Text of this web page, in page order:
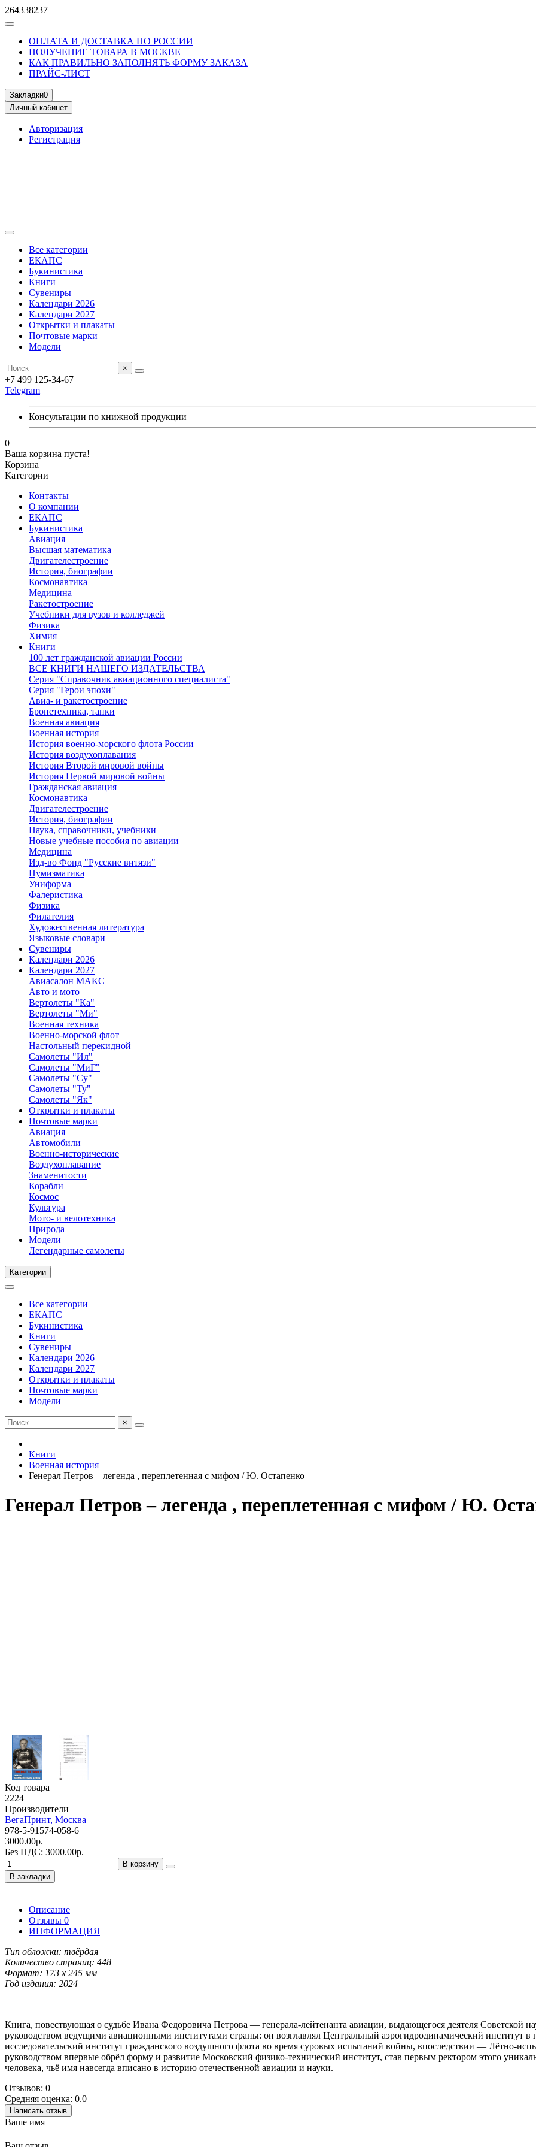
264338237
ОПЛАТА И ДОСТАВКА ПО РОССИИ
ПОЛУЧЕНИЕ ТОВАРА В МОСКВЕ
КАК ПРАВИЛЬНО ЗАПОЛНЯТЬ ФОРМУ ЗАКАЗА
ПРАЙС-ЛИСТ
Закладки0
Личный кабинет
Авторизация
Регистрация
Все категории
ЕКАПС
Букинистика
Книги
Сувениры
Календари 2026
Календари 2027
Открытки и плакаты
Почтовые марки
Модели
×
+7 499 125-34-67
Telegram
Консультации по книжной продукции
0
Ваша корзина пуста!
Корзина
Категории
Контакты
О компании
ЕКАПС
Букинистика
Авиация
Высшая математика
Двигателестроение
История, биографии
Космонавтика
Медицина
Ракетостроение
Учебники для вузов и колледжей
Физика
Химия
Книги
100 лет гражданской авиации России
ВСЕ КНИГИ НАШЕГО ИЗДАТЕЛЬСТВА
Серия "Справочник авиационного специалиста"
Серия "Герои эпохи"
Авиа- и ракетостроение
Бронетехника, танки
Военная авиация
Военная история
История военно-морского флота России
История воздухоплавания
История Второй мировой войны
История Первой мировой войны
Гражданская авиация
Космонавтика
Двигателестроение
История, биографии
Наука, справочники, учебники
Новые учебные пособия по авиации
Медицина
Изд-во Фонд "Русские витязи"
Нумизматика
Униформа
Фалеристика
Физика
Филателия
Художественная литература
Языковые словари
Сувениры
Календари 2026
Календари 2027
Авиасалон МАКС
Авто и мото
Вертолеты "Ка"
Вертолеты "Ми"
Военная техника
Военно-морской флот
Настольный перекидной
Самолеты "Ил"
Самолеты "МиГ"
Самолеты "Су"
Самолеты "Ту"
Самолеты "Як"
Открытки и плакаты
Почтовые марки
Авиация
Автомобили
Военно-исторические
Воздухоплавание
Знаменитости
Корабли
Космос
Культура
Мото- и велотехника
Природа
Модели
Легендарные самолеты
Категории
Все категории
ЕКАПС
Букинистика
Книги
Сувениры
Календари 2026
Календари 2027
Открытки и плакаты
Почтовые марки
Модели
×
Книги
Военная история
Генерал Петров – легенда , переплетенная с мифом / Ю. Остапенко
Генерал Петров – легенда , переплетенная с мифом / Ю.
Код товара
2224
Производители
ВегаПринт, Москва
978-5-91574-058-6
3000.00р.
Без НДС: 3000.00р.
В корзину
В закладки
Описание
Отзывы 0
ИНФОРМАЦИЯ
Тип обложки: твёрдая
Количество страниц: 448
Формат: 173 x 245 мм
Год издания: 2024
Книга, повествующая о судьбе Ивана Федоровича Петрова — генерала-лейтенанта авиации, выдающегося деятеля Советской
руководством ведущими авиационными институтами страны: он возглавлял Центральный аэрогидродинамический институт
исследовательский институт гражданского воздушного флота во время суровых испытаний войны, впоследствии — Лётно-
руководством впервые обрёл форму и развитие Московский физико-технический институт, став первым ректором этого
человека, чьё имя навсегда вписано в историю отечественной авиации и науки.
Отзывов: 0
Средняя оценка: 0.0
Написать отзыв
Ваше имя